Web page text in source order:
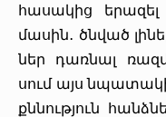
հա­սա­կից
մա­սին․ ծնված
ներ դառ­նալ
սում այս
քննութ­յուն